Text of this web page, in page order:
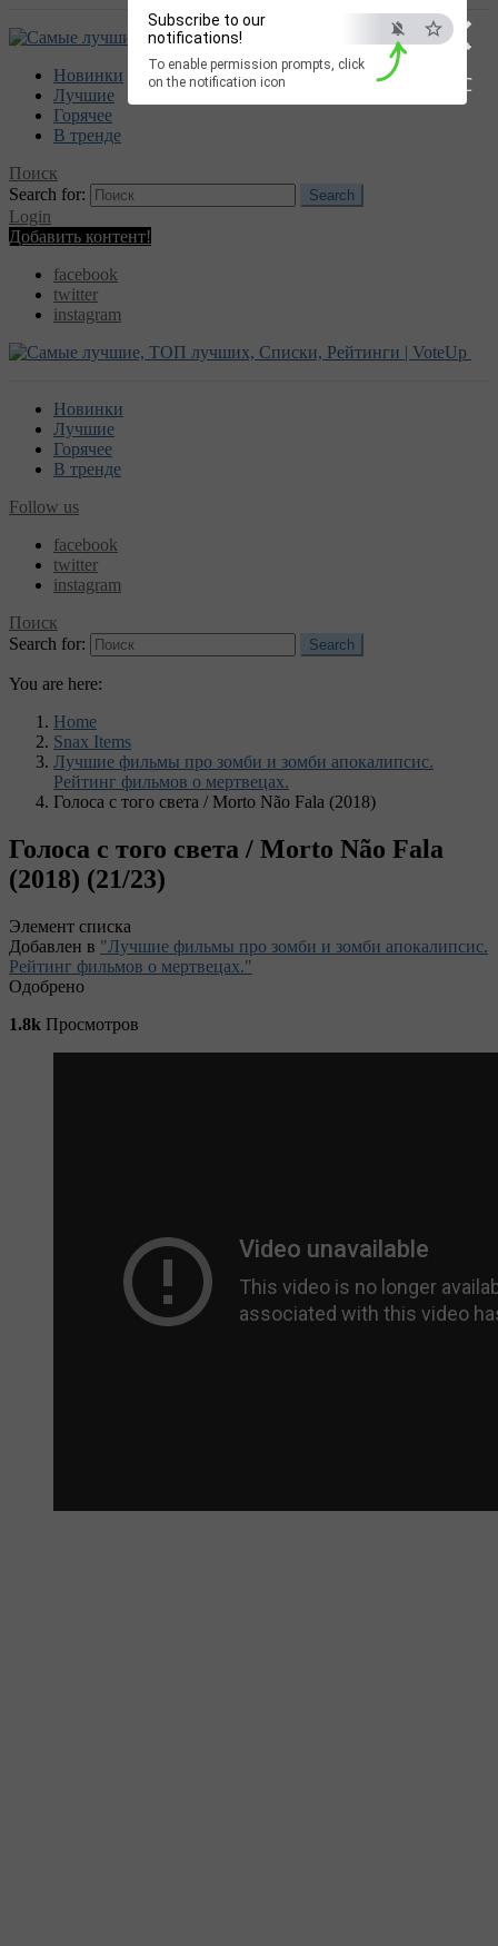
×
ESC
Subscribe to our
notifications!
To enable permission prompts, click
on the notification icon
Новинки
Лучшие
Горячее
В тренде
Поиск
Search for:
Search
Login
Добавить контент!
facebook
twitter
instagram
Новинки
Лучшие
Горячее
В тренде
Follow us
facebook
twitter
instagram
Поиск
Search for:
Search
You are here:
Home
Snax Items
Лучшие фильмы про зомби и зомби апокалипсис.
Рейтинг фильмов о мертвецах.
Голоса с того света / Morto Não Fala (2018)
Голоса с того света / Morto Não Fala
(2018) (21/23)
Элемент списка
Добавлен в "Лучшие фильмы про зомби и зомби апокалипсис.
Рейтинг фильмов о мертвецах."
Одобрено
1.8k Просмотров